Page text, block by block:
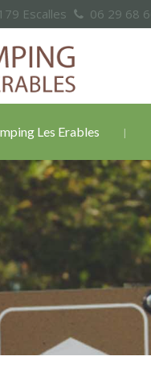
Escalles 06 29 68
Les Erables